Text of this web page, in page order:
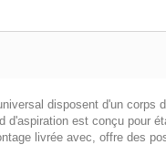
disposent d'un corps
d'aspiration est conçu pour
livrée avec, offre des